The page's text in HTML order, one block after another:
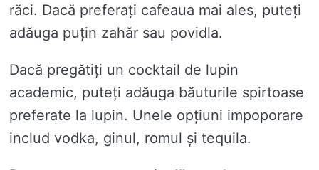
răci. Dacă preferați cafeaua mai ales, puteți
adăuga puțin zahăr sau povidla.
Dacă pregătiți un cocktail de lupin
academic, puteți adăuga băuturile spirtoase
preferate la lupin. Unele opțiuni impoporare
includ vodka, ginul, romul și tequila.